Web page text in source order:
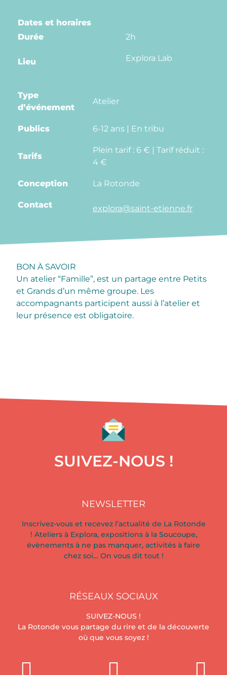
Dates et horaires
Durée
2h
Lieu Explora Lab
Type
d’événement
Atelier
Publics 6-12 ans | En tribu
Tarifs
Plein tarif : 6 € | Tarif réduit :
4 €
Conception La Rotonde
Contact explora@saint-etienne.fr
BON À SAVOIR
Un atelier “Famille”, est un partage entre Petits
et Grands d’un même groupe. Les
accompagnants participent aussi à l’atelier et
leur présence est obligatoire.
SUIVEZ-NOUS !
NEWSLETTER
Inscrivez-vous et recevez l’actualité de La Rotonde
! Ateliers à Explora, expositions à la Soucoupe,
évènements à ne pas manquer, activités à faire
chez soi… On vous dit tout !
RÉSEAUX SOCIAUX
SUIVEZ-NOUS !
La Rotonde vous partage du rire et de la découverte
où que vous soyez !